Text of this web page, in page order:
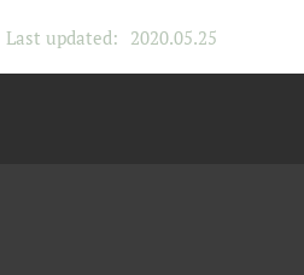
Last updated: 2020.05.25